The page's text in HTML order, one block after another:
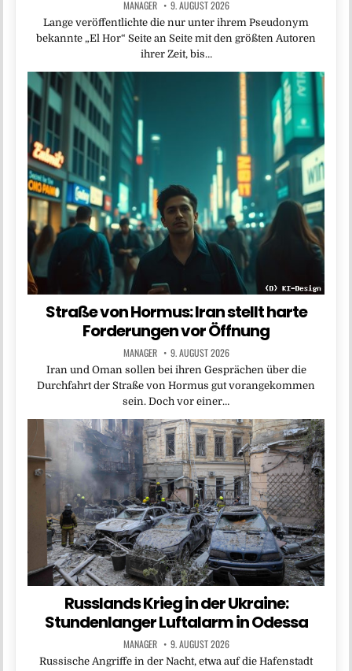
MANAGER 9. AUGUST 2026
Lange veröffentlichte die nur unter ihrem Pseudonym
bekannte „El Hor“ Seite an Seite mit den größten Autoren
ihrer Zeit, bis…
Straße von Hormus: Iran stellt harte
Forderungen vor Öffnung
MANAGER 9. AUGUST 2026
Iran und Oman sollen bei ihren Gesprächen über die
Durchfahrt der Straße von Hormus gut vorangekommen
sein. Doch vor einer…
Russlands Krieg in der Ukraine:
Stundenlanger Luftalarm in Odessa
MANAGER 9. AUGUST 2026
Russische Angriffe in der Nacht, etwa auf die Hafenstadt